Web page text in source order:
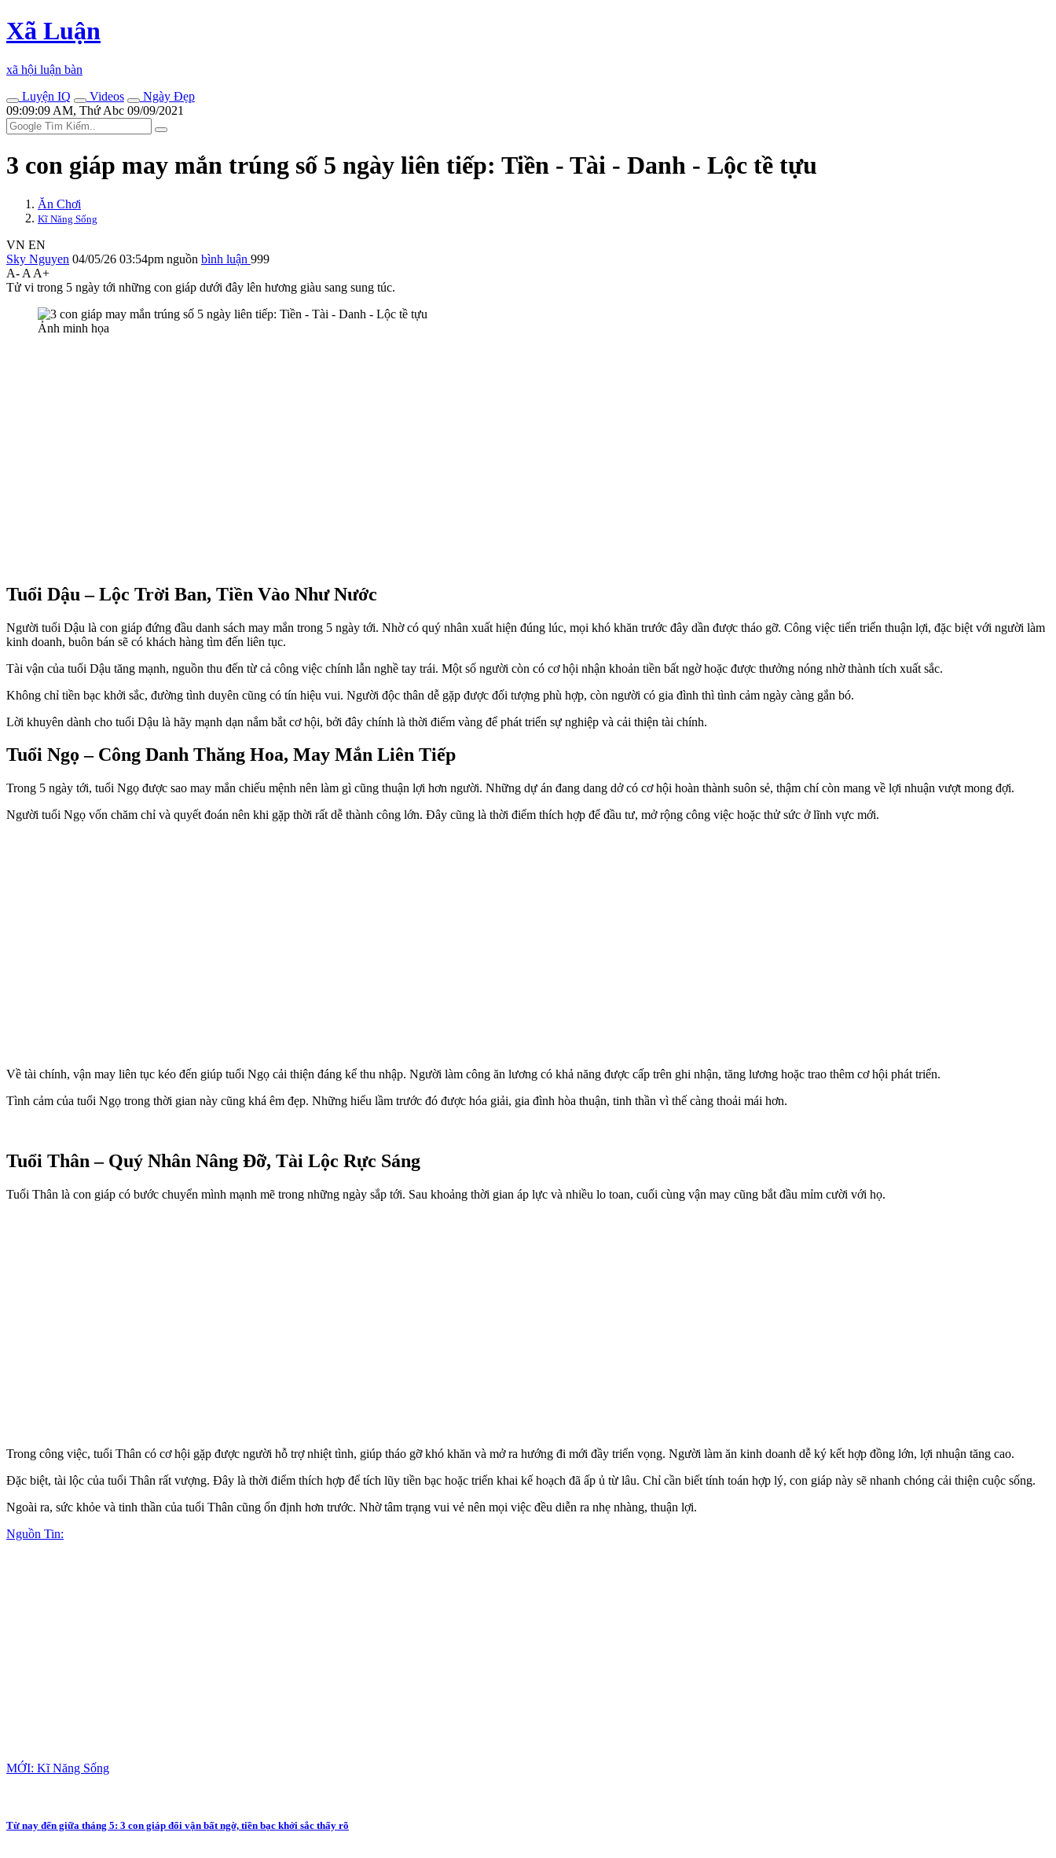
Xã Luận
xã hội luận bàn
Luyện IQ
Videos
Ngày Đẹp
09:09:09 AM, Thứ Abc 09/09/2021
3 con giáp may mắn trúng số 5 ngày liên tiếp: Tiền - Tài - Danh - Lộc tề tựu
Ăn Chơi
Kĩ Năng Sống
VN EN
Sky Nguyen 04/05/26 03:54pm nguồn bình luận 999
A- A A+
Tử vi trong 5 ngày tới những con giáp dưới đây lên hương giàu sang sung túc.
Ảnh minh họa
Tuổi Dậu – Lộc Trời Ban, Tiền Vào Như Nước
Người tuổi Dậu là con giáp đứng đầu danh sách may mắn trong 5 ngày tới. Nhờ có quý nhân xuất hiện đúng lúc, mọi khó khăn trước đây dần được tháo gỡ. Công việc tiến triển thuận lợi, đặc biệt với người làm
kinh doanh, buôn bán sẽ có khách hàng tìm đến liên tục.
Tài vận của tuổi Dậu tăng mạnh, nguồn thu đến từ cả công việc chính lẫn nghề tay trái. Một số người còn có cơ hội nhận khoản tiền bất ngờ hoặc được thưởng nóng nhờ thành tích xuất sắc.
Không chỉ tiền bạc khởi sắc, đường tình duyên cũng có tín hiệu vui. Người độc thân dễ gặp được đối tượng phù hợp, còn người có gia đình thì tình cảm ngày càng gắn bó.
Lời khuyên dành cho tuổi Dậu là hãy mạnh dạn nắm bắt cơ hội, bởi đây chính là thời điểm vàng để phát triển sự nghiệp và cải thiện tài chính.
Tuổi Ngọ – Công Danh Thăng Hoa, May Mắn Liên Tiếp
Trong 5 ngày tới, tuổi Ngọ được sao may mắn chiếu mệnh nên làm gì cũng thuận lợi hơn người. Những dự án đang dang dở có cơ hội hoàn thành suôn sẻ, thậm chí còn mang về lợi nhuận vượt mong đợi.
Người tuổi Ngọ vốn chăm chỉ và quyết đoán nên khi gặp thời rất dễ thành công lớn. Đây cũng là thời điểm thích hợp để đầu tư, mở rộng công việc hoặc thử sức ở lĩnh vực mới.
Về tài chính, vận may liên tục kéo đến giúp tuổi Ngọ cải thiện đáng kể thu nhập. Người làm công ăn lương có khả năng được cấp trên ghi nhận, tăng lương hoặc trao thêm cơ hội phát triển.
Tình cảm của tuổi Ngọ trong thời gian này cũng khá êm đẹp. Những hiểu lầm trước đó được hóa giải, gia đình hòa thuận, tinh thần vì thế càng thoải mái hơn.
Tuổi Thân – Quý Nhân Nâng Đỡ, Tài Lộc Rực Sáng
Tuổi Thân là con giáp có bước chuyển mình mạnh mẽ trong những ngày sắp tới. Sau khoảng thời gian áp lực và nhiều lo toan, cuối cùng vận may cũng bắt đầu mỉm cười với họ.
Trong công việc, tuổi Thân có cơ hội gặp được người hỗ trợ nhiệt tình, giúp tháo gỡ khó khăn và mở ra hướng đi mới đầy triển vọng. Người làm ăn kinh doanh dễ ký kết hợp đồng lớn, lợi nhuận tăng cao.
Đặc biệt, tài lộc của tuổi Thân rất vượng. Đây là thời điểm thích hợp để tích lũy tiền bạc hoặc triển khai kế hoạch đã ấp ủ từ lâu. Chỉ cần biết tính toán hợp lý, con giáp này sẽ nhanh chóng cải thiện cuộc sống.
Ngoài ra, sức khỏe và tinh thần của tuổi Thân cũng ổn định hơn trước. Nhờ tâm trạng vui vẻ nên mọi việc đều diễn ra nhẹ nhàng, thuận lợi.
Nguồn Tin:
MỚI: Kĩ Năng Sống
Từ nay đến giữa tháng 5: 3 con giáp đổi vận bất ngờ, tiền bạc khởi sắc thấy rõ